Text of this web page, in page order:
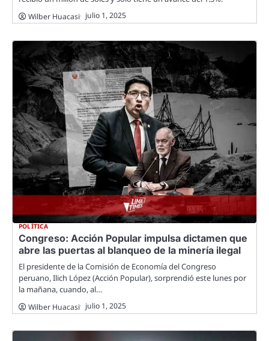
Wilber Huacasi julio 1, 2025
POLÍTICA
Congreso: Acción Popular impulsa dictamen que
abre las puertas al blanqueo de la minería ilegal
El presidente de la Comisión de Economía del Congreso
peruano, Ilich López (Acción Popular), sorprendió este lunes por
la mañana, cuando, al…
Wilber Huacasi julio 1, 2025